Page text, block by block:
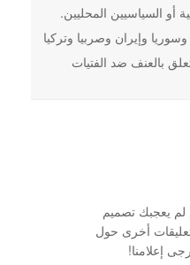
أو السياسيين المحليين.
وإيران وصربيا وتركيا
بالعنف ضد الفتيات
لم يعجبك تصميم
أخرى حول